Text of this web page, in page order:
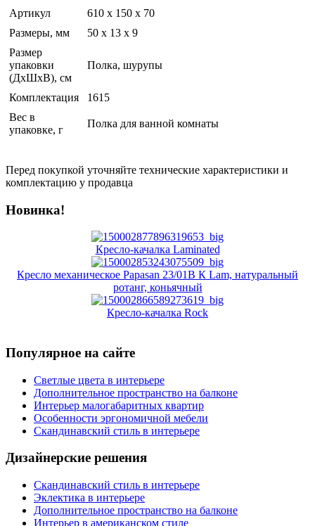
Артикул
610 x 150 x 70
Размеры, мм
50 x 13 x 9
Размер
упаковки
(ДхШхВ), см
Полка, шурупы
Комплектация
1615
Вес в
упаковке, г
Полка для ванной комнаты
Перед покупкой уточняйте технические характеристики и
комплектацию у продавца
Новинка!
Кресло-качалка Laminated
Кресло механическое Papasan 23/01В К Lam, натуральный
ротанг, коньячный
Кресло-качалка Rock
Популярное на сайте
Светлые цвета в интерьере
Дополнительное пространство на балконе
Интерьер малогабаритных квартир
Особенности эргономичной мебели
Скандинавский стиль в интерьере
Дизайнерские решения
Скандинавский стиль в интерьере
Эклектика в интерьере
Дополнительное пространство на балконе
Интерьер в американском стиле